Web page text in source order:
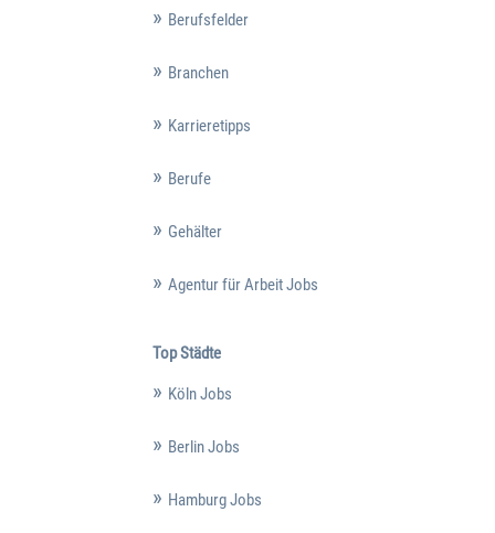
Berufsfelder
Branchen
Karrieretipps
Berufe
Gehälter
Agentur für Arbeit Jobs
Top Städte
Köln Jobs
Berlin Jobs
Hamburg Jobs